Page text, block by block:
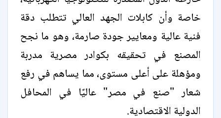
خاصة وأن كابلات الجهد العالي تتطلب دقة
فنية عالية ومعايير جودة صارمة، وهو ما نجح
المصنع في تحقيقه بكوادر مصرية مدربة
ومؤهلة على أعلى مستوى، مما يساهم في رفع
شعار "صنع في مصر" عاليًا في المحافل
الدولية الاقتصادية.